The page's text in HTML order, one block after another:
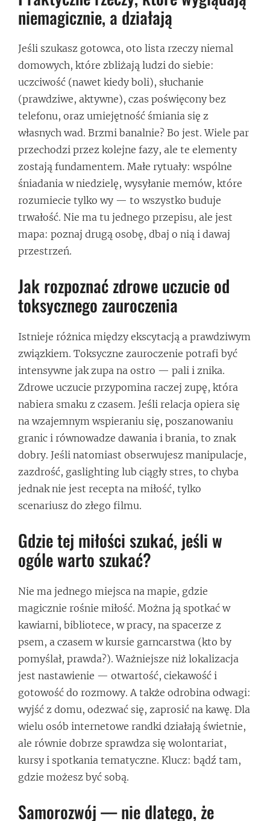
niemagicznie, a działają
Jeśli szukasz gotowca, oto lista rzeczy niemal
domowych, które zbliżają ludzi do siebie:
uczciwość (nawet kiedy boli), słuchanie
(prawdziwe, aktywne), czas poświęcony bez
telefonu, oraz umiejętność śmiania się z
własnych wad. Brzmi banalnie? Bo jest. Wiele par
przechodzi przez kolejne fazy, ale te elementy
zostają fundamentem. Małe rytuały: wspólne
śniadania w niedzielę, wysyłanie memów, które
rozumiecie tylko wy — to wszystko buduje
trwałość. Nie ma tu jednego przepisu, ale jest
mapa: poznaj drugą osobę, dbaj o nią i dawaj
przestrzeń.
Jak rozpoznać zdrowe uczucie od
toksycznego zauroczenia
Istnieje różnica między ekscytacją a prawdziwym
związkiem. Toksyczne zauroczenie potrafi być
intensywne jak zupa na ostro — pali i znika.
Zdrowe uczucie przypomina raczej zupę, która
nabiera smaku z czasem. Jeśli relacja opiera się
na wzajemnym wspieraniu się, poszanowaniu
granic i równowadze dawania i brania, to znak
dobry. Jeśli natomiast obserwujesz manipulacje,
zazdrość, gaslighting lub ciągły stres, to chyba
jednak nie jest recepta na miłość, tylko
scenariusz do złego filmu.
Gdzie tej miłości szukać, jeśli w
ogóle warto szukać?
Nie ma jednego miejsca na mapie, gdzie
magicznie rośnie miłość. Można ją spotkać w
kawiarni, bibliotece, w pracy, na spacerze z
psem, a czasem w kursie garncarstwa (kto by
pomyślał, prawda?). Ważniejsze niż lokalizacja
jest nastawienie — otwartość, ciekawość i
gotowość do rozmowy. A także odrobina odwagi:
wyjść z domu, odezwać się, zaprosić na kawę. Dla
wielu osób internetowe randki działają świetnie,
ale równie dobrze sprawdza się wolontariat,
kursy i spotkania tematyczne. Klucz: bądź tam,
gdzie możesz być sobą.
Samorozwój — nie dlatego, że